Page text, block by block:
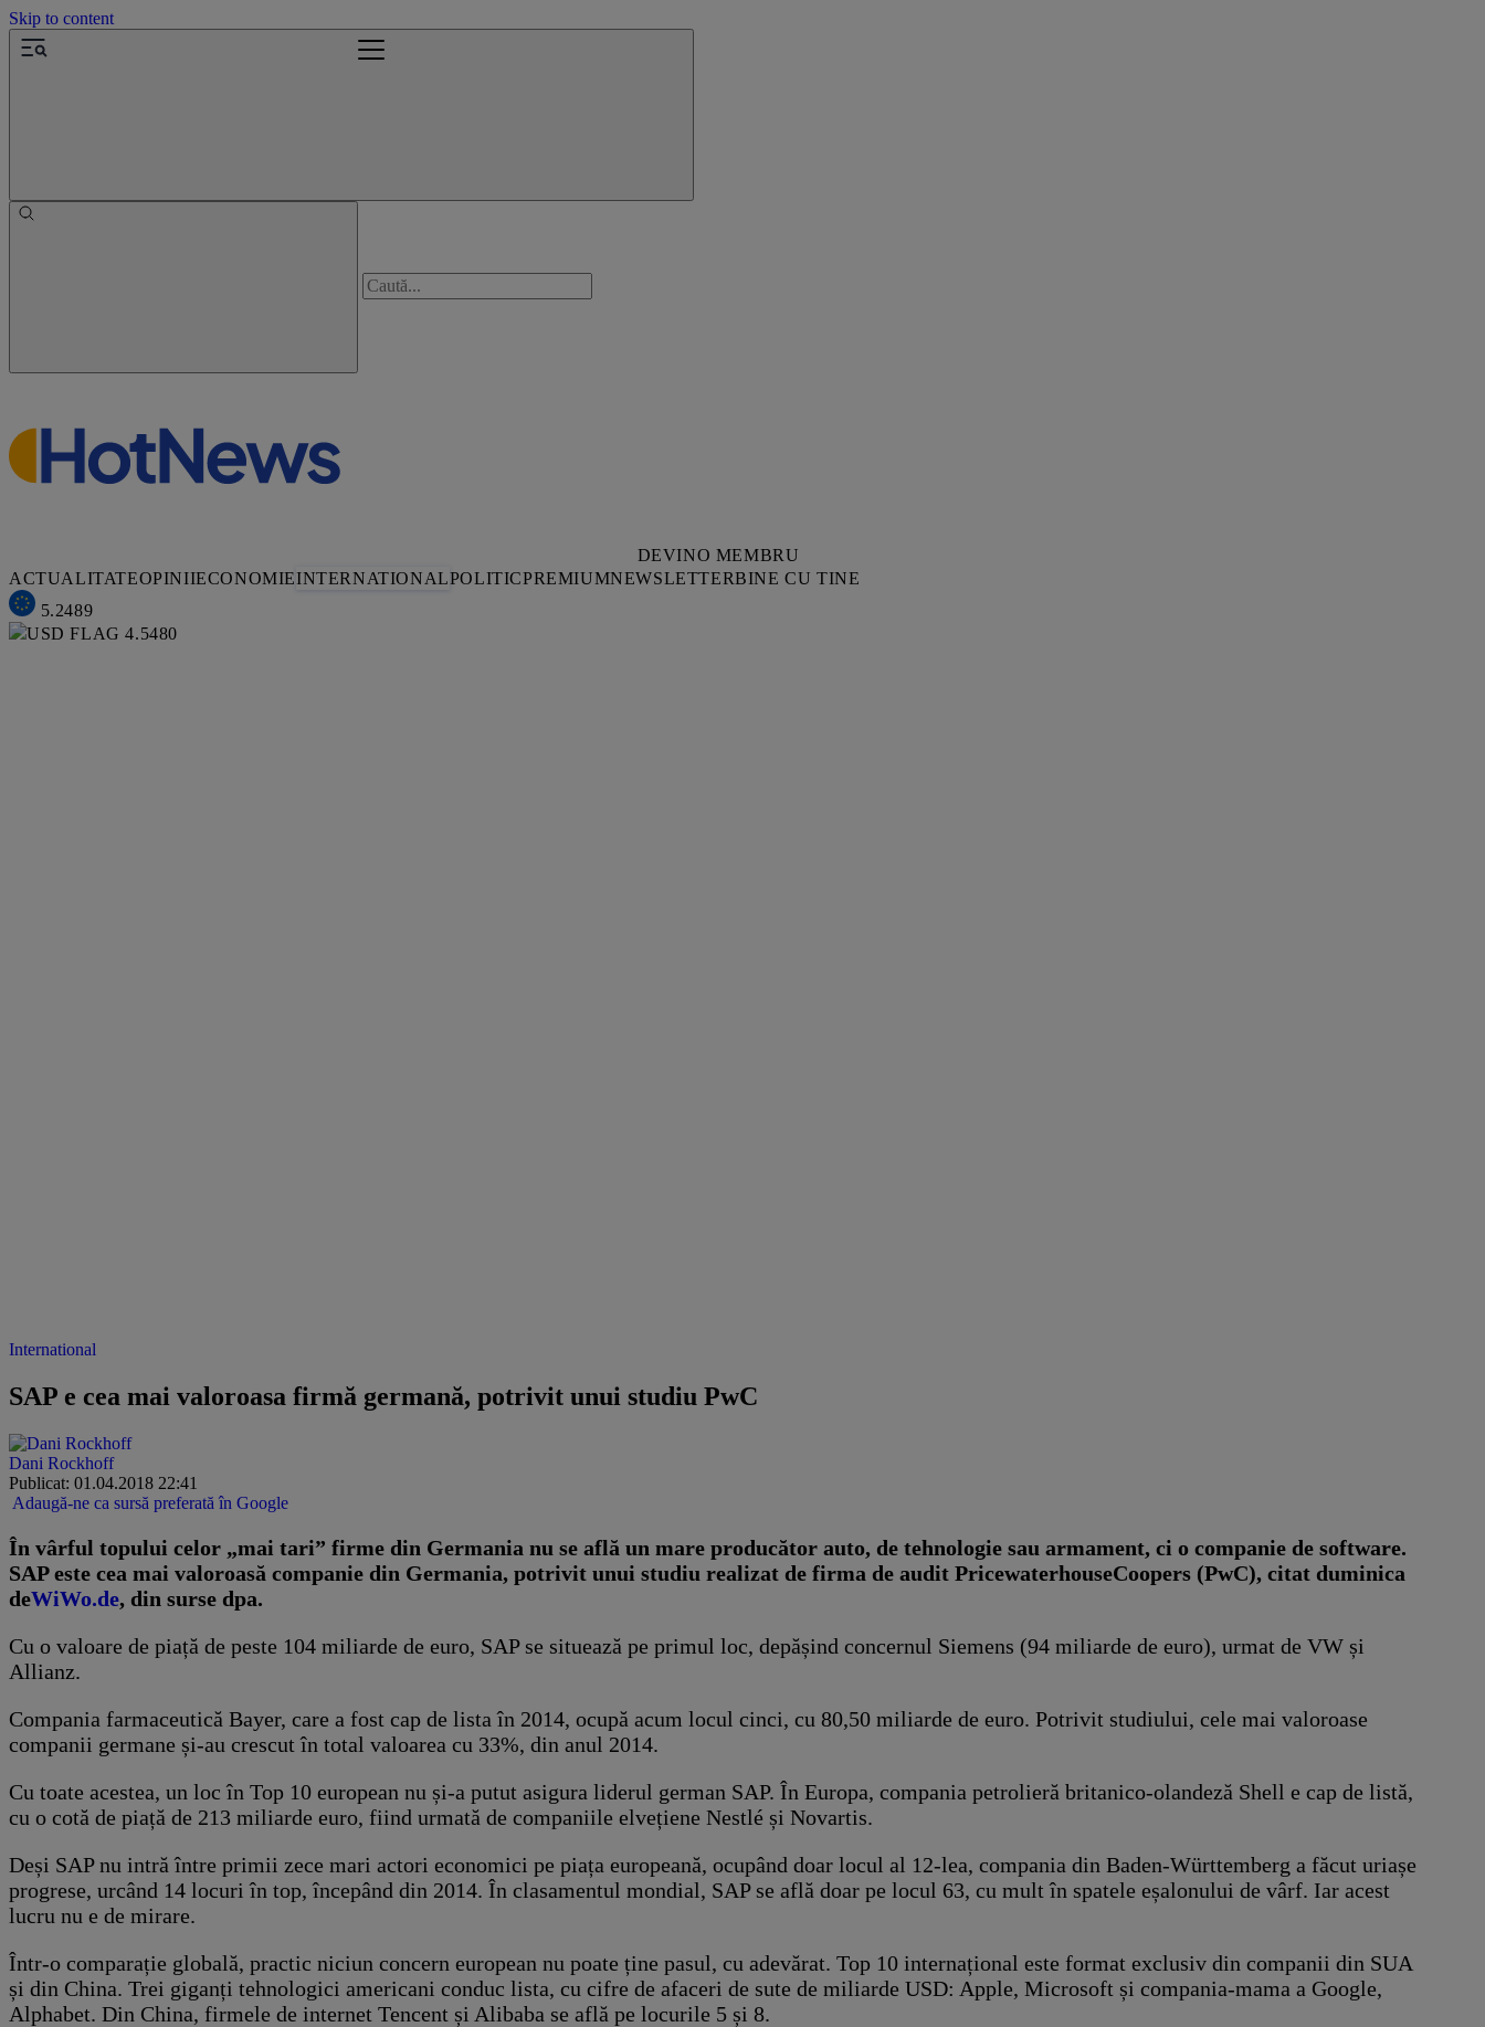
Skip to content
DEVINO MEMBRU
ACTUALITATEOPINIIECONOMIEINTERNATIONALPOLITICPREMIUMNEWSLETTERBINE CU TINE
5.2489
4.5480
International
SAP e cea mai valoroasa firmă germană, potrivit unui studiu PwC
Dani Rockhoff
Publicat: 01.04.2018 22:41
Adaugă-ne ca sursă preferată în Google
În vârful topului celor „mai tari” firme din Germania nu se află un mare producător auto, de tehnologie sau armament, ci o companie de software.
SAP este cea mai valoroasă companie din Germania, potrivit unui studiu realizat de firma de audit PricewaterhouseCoopers (PwC), citat duminica
deWiWo.de, din surse dpa.
Cu o valoare de piață de peste 104 miliarde de euro, SAP se situează pe primul loc, depășind concernul Siemens (94 miliarde de euro), urmat de VW și
Allianz.
Compania farmaceutică Bayer, care a fost cap de lista în 2014, ocupă acum locul cinci, cu 80,50 miliarde de euro. Potrivit studiului, cele mai valoroase
companii germane și-au crescut în total valoarea cu 33%, din anul 2014.
Cu toate acestea, un loc în Top 10 european nu și-a putut asigura liderul german SAP. În Europa, compania petrolieră britanico-olandeză Shell e cap de listă,
cu o cotă de piață de 213 miliarde euro, fiind urmată de companiile elvețiene Nestlé și Novartis.
Deși SAP nu intră între primii zece mari actori economici pe piața europeană, ocupând doar locul al 12-lea, compania din Baden-Württemberg a făcut uriașe
progrese, urcând 14 locuri în top, începând din 2014. În clasamentul mondial, SAP se află doar pe locul 63, cu mult în spatele eșalonului de vârf. Iar acest
lucru nu e de mirare.
Într-o comparație globală, practic niciun concern european nu poate ține pasul, cu adevărat. Top 10 internațional este format exclusiv din companii din SUA
și din China. Trei giganți tehnologici americani conduc lista, cu cifre de afaceri de sute de miliarde USD: Apple, Microsoft și compania-mama a Google,
Alphabet. Din China, firmele de internet Tencent și Alibaba se află pe locurile 5 și 8.